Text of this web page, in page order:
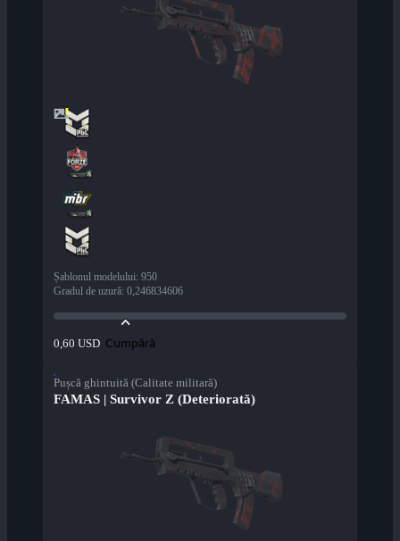
Șablonul modelului: 950
Gradul de uzură: 0,246834606
0,60 USD Cumpără
Pușcă ghintuită (Calitate militară)
FAMAS | Survivor Z (Deteriorată)